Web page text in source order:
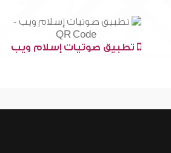
تطبيق صوتيات إسلام ويب